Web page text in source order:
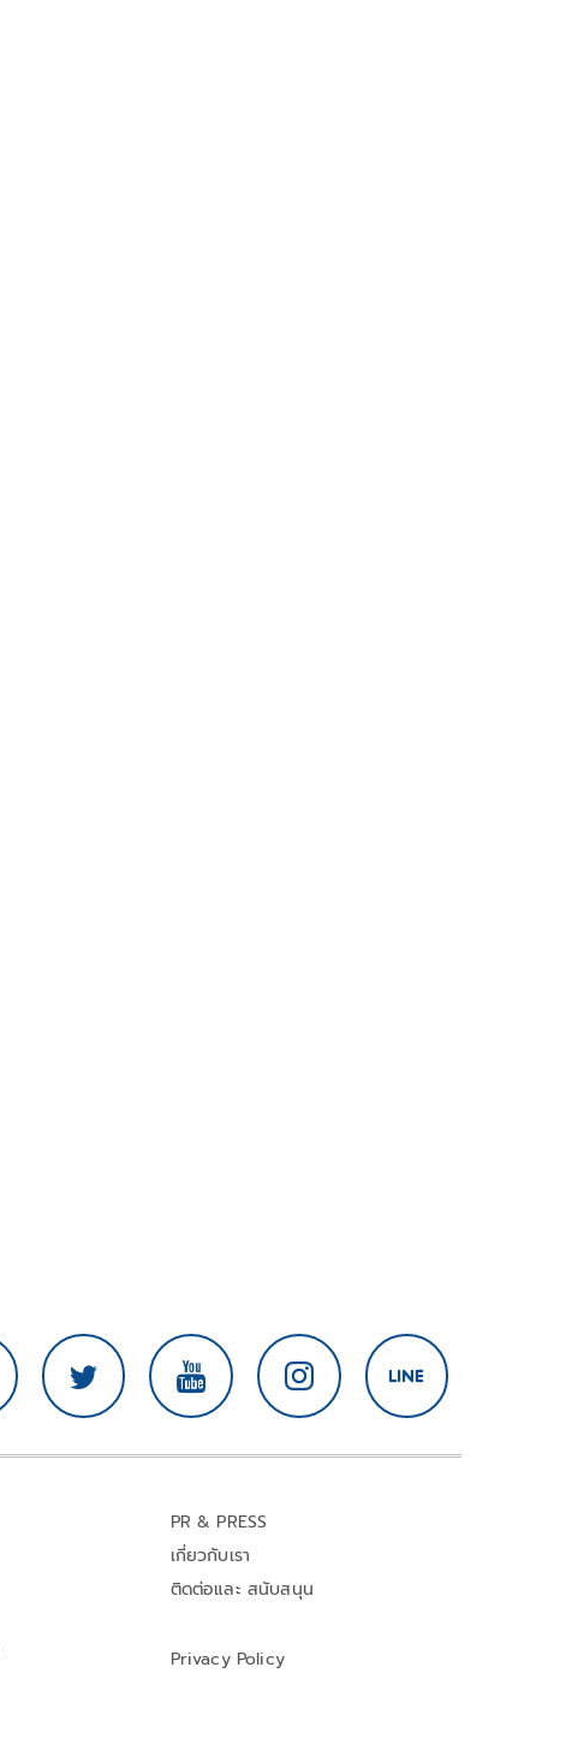
PR & PRESS
เกี่ยวกับเรา
ติดต่อและ สนับสนุน
Privacy Policy